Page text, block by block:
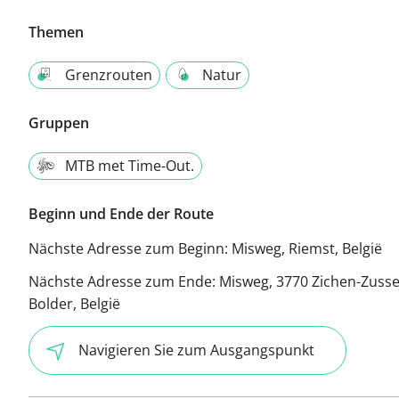
Themen
Grenzrouten Natur
Gruppen
MTB met Time-Out.
Beginn und Ende der Route
Nächste Adresse zum Beginn: Misweg, Riemst, België
Nächste Adresse zum Ende: Misweg, 3770 Zichen-
Bolder, België
Navigieren Sie zum Ausgangspunkt